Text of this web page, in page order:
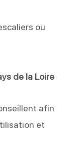
ou
de la Loire
afin
et